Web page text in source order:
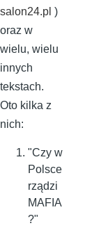
salon24.pl )
oraz w
wielu, wielu
innych
tekstach.
Oto kilka z
nich:
"Czy w
Polsce
rządzi
MAFIA
?"